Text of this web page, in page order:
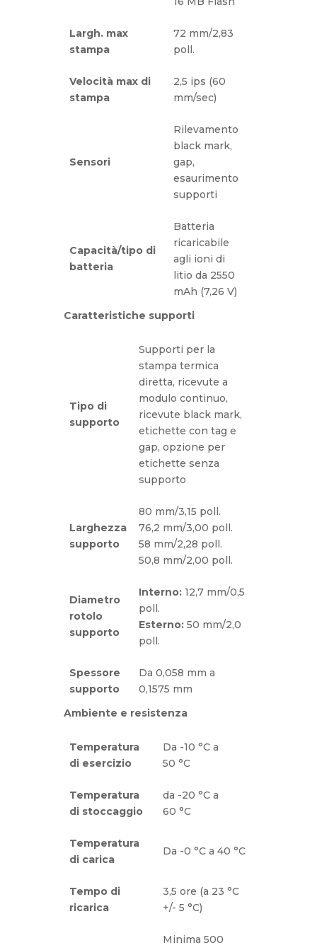
Largh. max
stampa
72 mm/2,83
poll.
Velocità max di
stampa
2,5 ips (60
mm/sec)
Sensori
Rilevamento
black mark,
gap,
esaurimento
supporti
Capacità/tipo di
batteria
Batteria
ricaricabile
agli ioni di
litio da 2550
mAh (7,26 V)
Caratteristiche supporti
Tipo di
supporto
Supporti per la
stampa termica
diretta, ricevute a
modulo continuo,
ricevute black mark,
etichette con tag e
gap, opzione per
etichette senza
supporto
Larghezza
supporto
80 mm/3,15 poll.
76,2 mm/3,00 poll.
58 mm/2,28 poll.
50,8 mm/2,00 poll.
Diametro
rotolo
supporto
Interno:12,7 mm/0,5
poll.
Esterno:50 mm/2,0
poll.
Spessore
supporto
Da 0,058 mm a
0,1575 mm
Ambiente e resistenza
Temperatura
di esercizio
Da -10 °C a
50 °C
Temperatura
di stoccaggio
da -20 °C a
60 °C
Temperatura
di carica
Da -0 °C a 40 °C
Tempo di
ricarica
3,5 ore (a 23 °C
+/- 5 °C)
Minima 500